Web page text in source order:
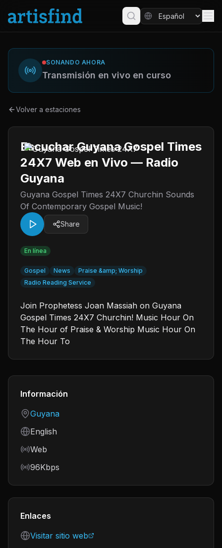
SONANDO AHORA
Transmisión en vivo en curso
Volver a estaciones
Escuchar Guyana Gospel Times
24X7 Web en Vivo — Radio
Guyana
Guyana Gospel Times 24X7 Churchin Sounds
Of Contemporary Gospel Music!
Share
En línea
Gospel News
Praise &amp; Worship
Radio Reading Service
Join Prophetess Joan Massiah on Guyana
Gospel Times 24X7 Churchin! Music Hour On
The Hour of Praise & Worship Music Hour On
The Hour To
Información
Country
Guyana
Language
English
Frequency
Web
Bitrate
96Kbps
Enlaces
Visitar sitio web